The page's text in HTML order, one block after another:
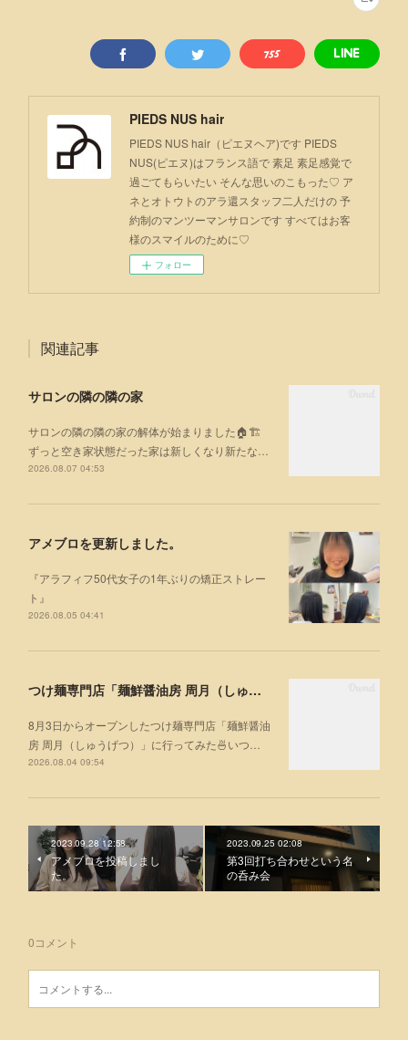
PIEDS NUS hair
PIEDS NUS hair（ピエヌヘア)です PIEDS
NUS(ピエヌ)はフランス語で 素足 素足感覚で
過ごてもらいたい そんな思いのこもった♡ ア
ネとオトウトのアラ還スタッフ二人だけの 予
約制のマンツーマンサロンです すべてはお客
様のスマイルのために♡
フォロー
関連記事
サロンの隣の隣の家
サロンの隣の隣の家の解体が始まりました🏠🏗
ずっと空き家状態だった家は新しくなり新たな…
2026.08.07 04:53
アメブロを更新しました。
『アラフィフ50代女子の1年ぶりの矯正ストレー
ト』
2026.08.05 04:41
つけ麺専門店「麺鮮醤油房 周月（しゅうげつ）」⁡ に行ってみた🍜
8月3日からオープンしたつけ麺専門店「麺鮮醤油
房 周月（しゅうげつ）」⁡に行ってみた🍜いつ…
2026.08.04 09:54
2023.09.28 12:58
アメブロを投稿しまし
た。
2023.09.25 02:08
第3回打ち合わせという名
の呑み会
0コメント